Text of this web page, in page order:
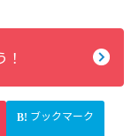
ブックマーク